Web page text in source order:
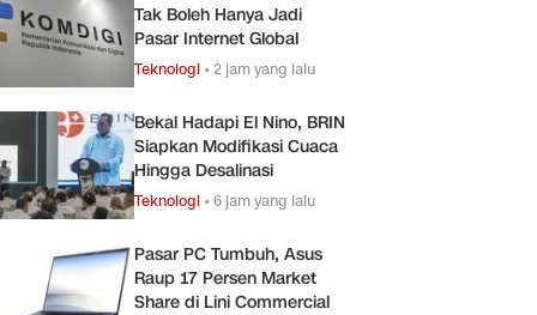
Tak Boleh Hanya Jadi
Pasar Internet Global
Teknologi •2 jam yang lalu
Bekal Hadapi El Nino, BRIN
Siapkan Modifikasi Cuaca
Hingga Desalinasi
Teknologi •6 jam yang lalu
Pasar PC Tumbuh, Asus
Raup 17 Persen Market
Share di Lini Commercial